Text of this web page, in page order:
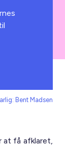
Bent Madsen
at få afklaret,